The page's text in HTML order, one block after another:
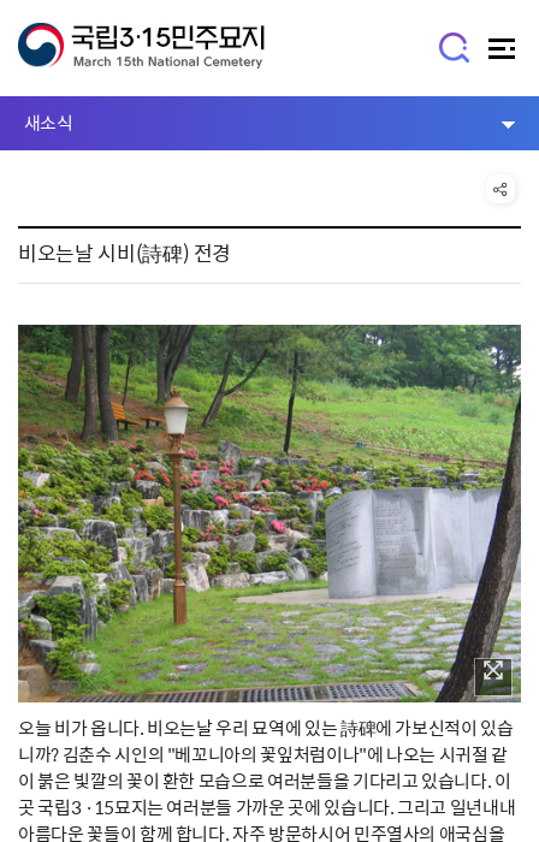
새소식
비오는날 시비(詩碑) 전경
오늘 비가 옵니다. 비오는날 우리 묘역에 있는 詩碑에 가보신적이 있습
니까? 김춘수 시인의 "베꼬니아의 꽃잎처럼이나"에 나오는 시귀절 같
이 붉은 빛깔의 꽃이 환한 모습으로 여러분들을 기다리고 있습니다. 이
곳 국립3 ·15묘지는 여러분들 가까운 곳에 있습니다. 그리고 일년내내
아름다운 꽃들이 함께 합니다. 자주 방문하시어 민주열사의 애국심을